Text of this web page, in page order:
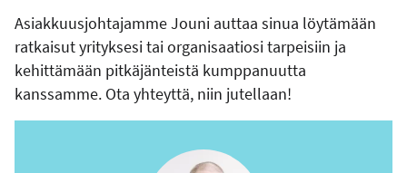
Asiakkuusjohtajamme Jouni auttaa sinua löytämään
ratkaisut yrityksesi tai organisaatiosi tarpeisiin ja
kehittämään pitkäjänteistä kumppanuutta
kanssamme. Ota yhteyttä, niin jutellaan!